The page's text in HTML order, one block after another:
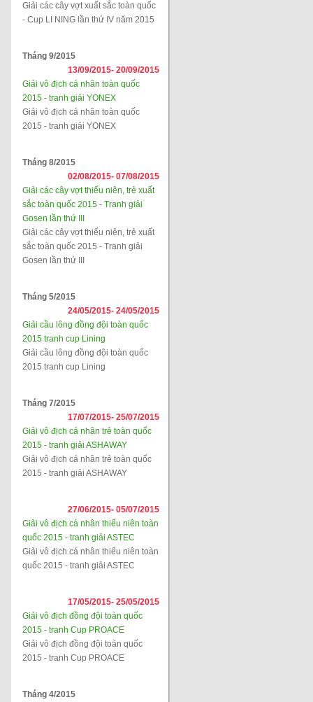
Giải các cây vợt xuất sắc toàn quốc
- Cup LI NING lần thứ IV năm 2015
Tháng 9/2015
13/09/2015- 20/09/2015
Giải vô địch cá nhân toàn quốc
2015 - tranh giải YONEX
Giải vô địch cá nhân toàn quốc
2015 - tranh giải YONEX
Tháng 8/2015
02/08/2015- 07/08/2015
Giải các cây vợt thiếu niên, trẻ xuất
sắc toàn quốc 2015 - Tranh giải
Gosen lần thứ III
Giải các cây vợt thiếu niên, trẻ xuất
sắc toàn quốc 2015 - Tranh giải
Gosen lần thứ III
Tháng 5/2015
24/05/2015- 24/05/2015
Giải cầu lông đồng đội toàn quốc
2015 tranh cup Lining
Giải cầu lông đồng đội toàn quốc
2015 tranh cup Lining
Tháng 7/2015
17/07/2015- 25/07/2015
Giải vô địch cá nhân trẻ toàn quốc
2015 - tranh giải ASHAWAY
Giải vô địch cá nhân trẻ toàn quốc
2015 - tranh giải ASHAWAY
27/06/2015- 05/07/2015
Giải vô địch cá nhân thiếu niên toàn
quốc 2015 - tranh giải ASTEC
Giải vô địch cá nhân thiếu niên toàn
quốc 2015 - tranh giải ASTEC
17/05/2015- 25/05/2015
Giải vô địch đồng đội toàn quốc
2015 - tranh Cup PROACE
Giải vô địch đồng đội toàn quốc
2015 - tranh Cup PROACE
Tháng 4/2015